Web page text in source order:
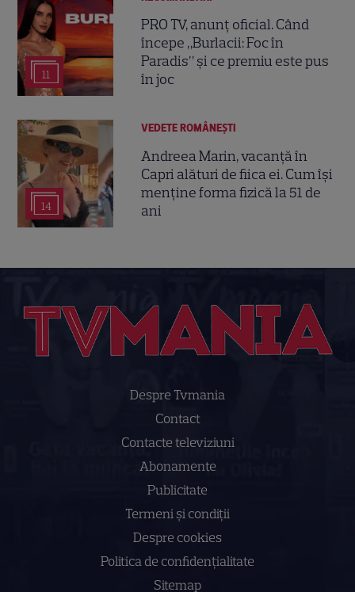
11
PRO TV, anunț oficial. Când
începe „Burlacii: Foc în
Paradis” și ce premiu este pus
în joc
14
VEDETE ROMÂNEŞTI
Andreea Marin, vacanță în
Capri alături de fiica ei. Cum își
menține forma fizică la 51 de
ani
Despre Tvmania
Contact
Contacte televiziuni
Abonamente
Publicitate
Termeni și condiții
Despre cookies
Politica de confidenţialitate
Sitemap